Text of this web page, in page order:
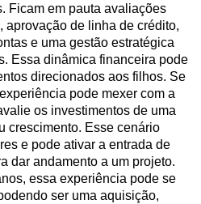
Ficam em pauta avaliações
aprovação de linha de crédito,
e uma gestão estratégica
Essa dinâmica financeira pode
direcionados aos filhos. Se
pode mexer com a
os investimentos de uma
crescimento. Esse cenário
e pode ativar a entrada de
dar andamento a um projeto.
essa experiência pode se
ser uma aquisição,